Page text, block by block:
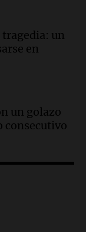
para una
y el
para
hasta
un
en
un golazo
consecutivo